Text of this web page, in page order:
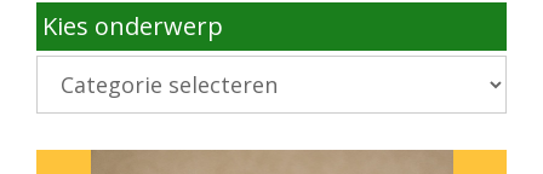
Kies onderwerp
Kies
onderwerp